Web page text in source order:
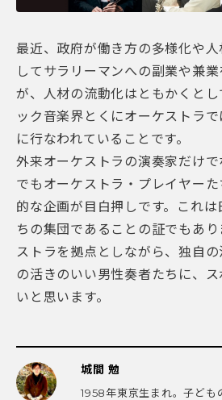
最近、政府が働き方の多様化や
してサラリーマンへの副業や兼
が、人材の流動化はともかくとし
ック音楽界とくにオーケストラ
に行なわれていることです。
外来オーケストラの演奏家だけ
でもオーケストラ・プレイヤー
的な企画が目白押しです。これ
ちの集団であることの証でもあ
ストラを拠点としながら、独自
の活きのいい男性奏者たちに、
いと思います。
城間 勉
1958年東京生まれ。子ども